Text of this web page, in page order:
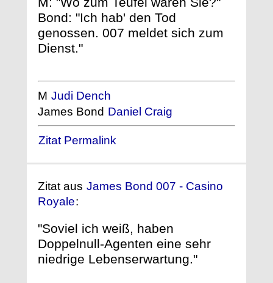
Bond: "Ich hab' den Tod
genossen. 007 meldet sich zum
Dienst."
M Judi Dench
James Bond Daniel Craig
Zitat Permalink
Zitat aus James Bond 007 - Casino
Royale:
"Soviel ich weiß, haben
Doppelnull-Agenten eine sehr
niedrige Lebenserwartung."